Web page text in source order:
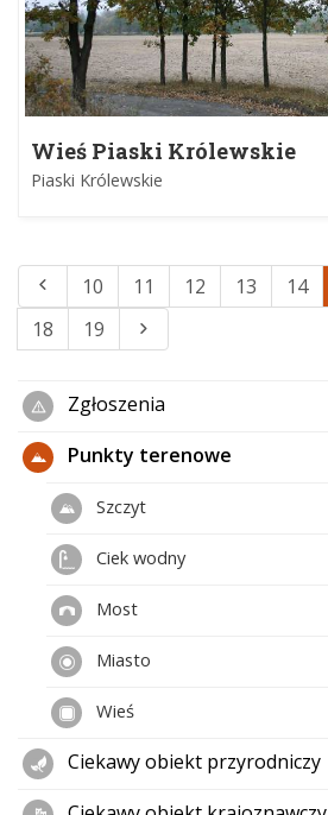
Wieś Piaski Królewskie
Piaski Królewskie
10 11 12 13 14
18
19
Zgłoszenia
Punkty terenowe
Szczyt
Ciek wodny
Most
Miasto
Wieś
Ciekawy obiekt przyrodniczy